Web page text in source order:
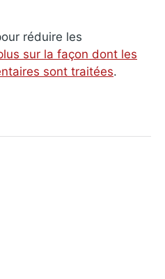
réduire les
sur la façon dont les
sont traitées.